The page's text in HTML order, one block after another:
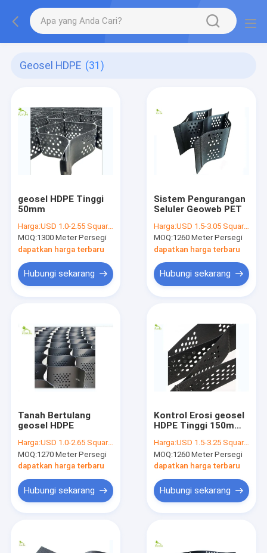
Geosel HDPE (31)
geosel HDPE Tinggi
50mm
Harga:USD 1.0-2.55 Square Meter
MOQ:1300 Meter Persegi
dapatkan harga terbaru
Hubungi sekarang
Sistem Pengurangan
Seluler Geoweb PET
Harga:USD 1.5-3.05 Square Meter
MOQ:1260 Meter Persegi
dapatkan harga terbaru
Hubungi sekarang
Tanah Bertulang
geosel HDPE
Harga:USD 1.0-2.65 Square Meter
MOQ:1270 Meter Persegi
dapatkan harga terbaru
Hubungi sekarang
Kontrol Erosi geosel
HDPE Tinggi 150mm
Pemecah Gelombang
Harga:USD 1.5-3.25 Square Meter
MOQ:1260 Meter Persegi
dapatkan harga terbaru
Hubungi sekarang